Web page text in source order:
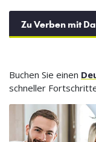
Zu Verben mit
Buchen Sie einen
schneller